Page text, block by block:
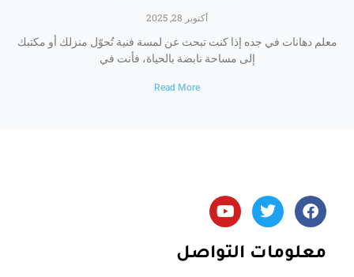
أكتوبر 28, 2025
معلم دهانات في جده إذا كنت تبحث عن لمسة فنية تُحوّل منزلك أو مكتبك
إلى مساحة نابضة بالحياة، فأنت في
Read More
F
a
c
e
T
w
i
t
Y
o
u
t
u
معلومات التواصل